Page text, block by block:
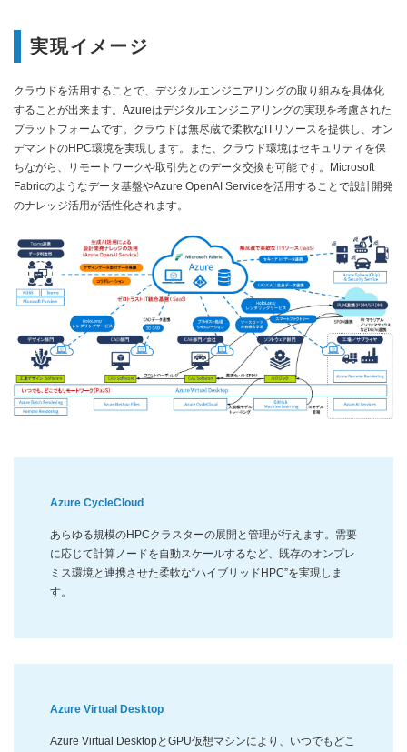
実現イメージ
クラウドを活用することで、デジタルエンジニアリングの取り組みを具体化
することが出来ます。Azureはデジタルエンジニアリングの実現を考慮された
プラットフォームです。クラウドは無尽蔵で柔軟なITリソースを提供し、オン
デマンドのHPC環境を実現します。また、クラウド環境はセキュリティを保
ちながら、リモートワークや取引先とのデータ交換も可能です。Microsoft
Fabricのようなデータ基盤やAzure OpenAI Serviceを活用することで設計開発
のナレッジ活用が活性化されます。
Azure CycleCloud
あらゆる規模のHPCクラスターの展開と管理が行えます。需要
に応じて計算ノードを自動スケールするなど、既存のオンプレ
ミス環境と連携させた柔軟な“ハイブリッドHPC”を実現しま
す。
Azure Virtual Desktop
Azure Virtual DesktopとGPU仮想マシンにより、いつでもどこ